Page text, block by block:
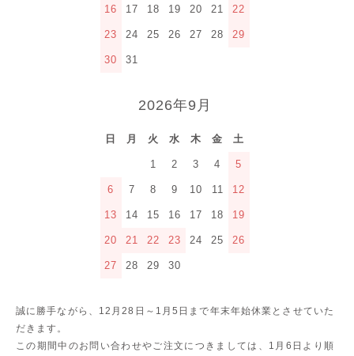
16 17 18 19 20 21 22
23 24 25 26 27 28 29
30 31
2026年9月
日 月 火 水 木 金 土
1 2 3 4 5
6 7 8 9 10 11 12
13 14 15 16 17 18 19
20 21 22 23 24 25 26
27 28 29 30
誠に勝手ながら、12月28日～1月5日まで年末年始休業とさせていた
だきます。
この期間中のお問い合わせやご注文につきましては、1月6日より順